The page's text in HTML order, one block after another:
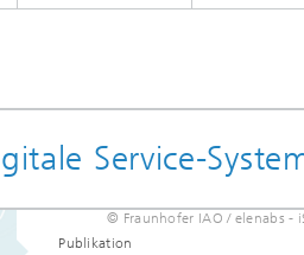
Service-
© Fraunhofer IAO / elenabs -
Publikation